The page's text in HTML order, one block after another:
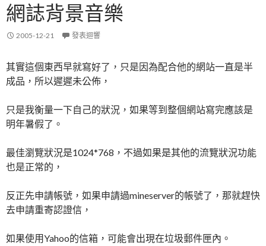
網誌背景音樂
2005-12-21 發表迴響
其實這個東西早就寫好了，只是因為配合他的網站一直是半
成品，所以遲遲未公佈，
只是我衡量一下自己的狀況，如果等到整個網站寫完應該是
明年暑假了。
最佳瀏覽狀況是1024*768，不過如果是其他的流覽狀況功能
也是正常的，
反正先申請帳號，如果申請過mineserver的帳號了，那就趕快
去申請重寄認證信，
如果使用Yahoo的信箱，可能會出現在垃圾郵件匣內。